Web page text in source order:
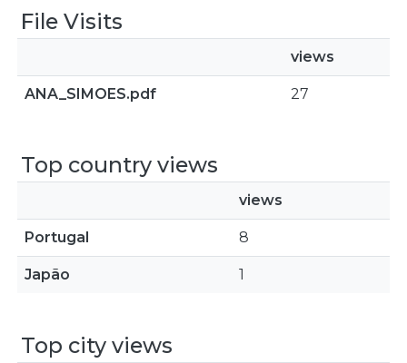
File Visits
views
ANA_SIMOES.pdf 27
Top country views
views
Portugal 8
Japão 1
Top city views